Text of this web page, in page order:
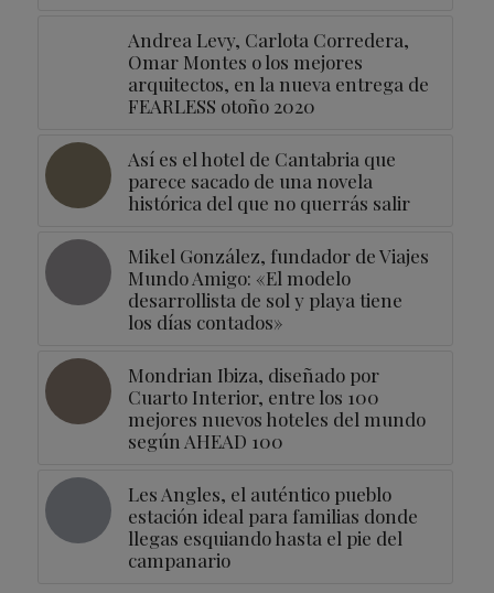
Andrea Levy, Carlota Corredera,
Omar Montes o los mejores
arquitectos, en la nueva entrega de
FEARLESS otoño 2020
Así es el hotel de Cantabria que
parece sacado de una novela
histórica del que no querrás salir
Mikel González, fundador de Viajes
Mundo Amigo: «El modelo
desarrollista de sol y playa tiene
los días contados»
Mondrian Ibiza, diseñado por
Cuarto Interior, entre los 100
mejores nuevos hoteles del mundo
según AHEAD 100
Les Angles, el auténtico pueblo
estación ideal para familias donde
llegas esquiando hasta el pie del
campanario